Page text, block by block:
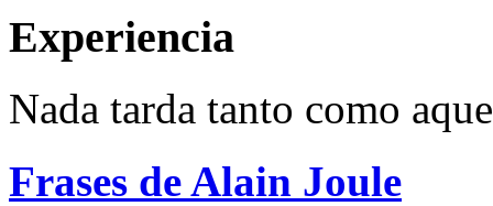
Experiencia
Nada tarda tanto como
Frases de Alain Joule